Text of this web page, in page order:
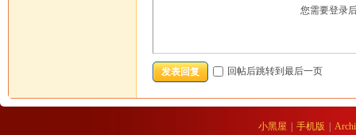
您需要登录
发表回复 回帖后跳转到最后一页
小黑屋 手机版